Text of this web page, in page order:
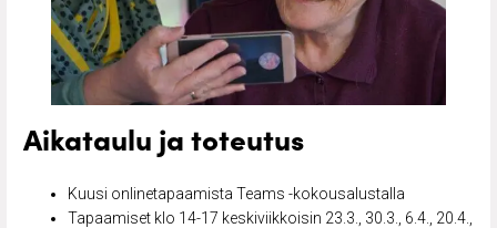
Aikataulu ja toteutus
Kuusi onlinetapaamista Teams -kokousalustalla
Tapaamiset klo 14-17 keskiviikkoisin 23.3., 30.3., 6.4., 20.4.,